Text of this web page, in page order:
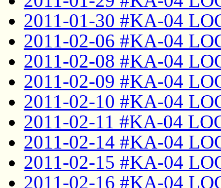
2011-01-30 #KA-04
2011-02-06 #KA-04
2011-02-08 #KA-04
2011-02-09 #KA-04
2011-02-10 #KA-04
2011-02-11 #KA-04
2011-02-14 #KA-04
2011-02-15 #KA-04
2011-02-16 #KA-04